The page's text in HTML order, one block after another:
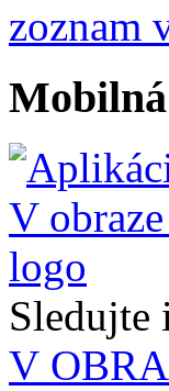
zoznam
Sledujte
V